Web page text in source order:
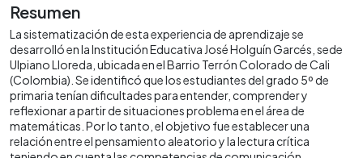
Resumen
La sistematización de esta experiencia de aprendizaje se
desarrolló en la Institución Educativa José Holguín Garcés, sede
Ulpiano Lloreda, ubicada en el Barrio Terrón Colorado de Cali
(Colombia). Se identificó que los estudiantes del grado 5º de
primaria tenían dificultades para entender, comprender y
reflexionar a partir de situaciones problema en el área de
matemáticas. Por lo tanto, el objetivo fue establecer una
relación entre el pensamiento aleatorio y la lectura crítica